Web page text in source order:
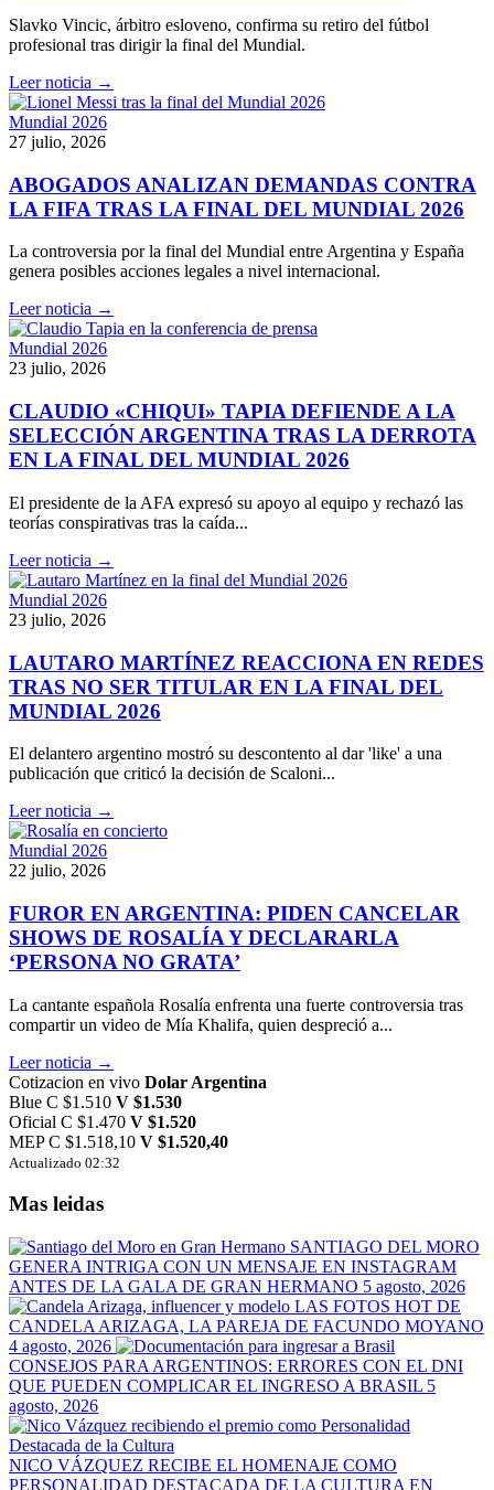
Slavko Vincic, árbitro esloveno, confirma su retiro del fútbol
profesional tras dirigir la final del Mundial.
Leer noticia →
Mundial 2026
27 julio, 2026
ABOGADOS ANALIZAN DEMANDAS CONTRA
LA FIFA TRAS LA FINAL DEL MUNDIAL 2026
La controversia por la final del Mundial entre Argentina y España
genera posibles acciones legales a nivel internacional.
Leer noticia →
Mundial 2026
23 julio, 2026
CLAUDIO «CHIQUI» TAPIA DEFIENDE A LA
SELECCIÓN ARGENTINA TRAS LA DERROTA
EN LA FINAL DEL MUNDIAL 2026
El presidente de la AFA expresó su apoyo al equipo y rechazó las
teorías conspirativas tras la caída...
Leer noticia →
Mundial 2026
23 julio, 2026
LAUTARO MARTÍNEZ REACCIONA EN REDES
TRAS NO SER TITULAR EN LA FINAL DEL
MUNDIAL 2026
El delantero argentino mostró su descontento al dar 'like' a una
publicación que criticó la decisión de Scaloni...
Leer noticia →
Mundial 2026
22 julio, 2026
FUROR EN ARGENTINA: PIDEN CANCELAR
SHOWS DE ROSALÍA Y DECLARARLA
‘PERSONA NO GRATA’
La cantante española Rosalía enfrenta una fuerte controversia tras
compartir un video de Mía Khalifa, quien despreció a...
Leer noticia →
Cotizacion en vivo Dolar Argentina
Blue C $1.510 V $1.530
Oficial C $1.470 V $1.520
MEP C $1.518,10 V $1.520,40
Actualizado 02:32
Mas leidas
SANTIAGO DEL MORO
GENERA INTRIGA CON UN MENSAJE EN INSTAGRAM
ANTES DE LA GALA DE GRAN HERMANO 5 agosto, 2026
LAS FOTOS HOT DE
CANDELA ARIZAGA, LA PAREJA DE FACUNDO MOYANO
4 agosto, 2026
CONSEJOS PARA ARGENTINOS: ERRORES CON EL DNI
QUE PUEDEN COMPLICAR EL INGRESO A BRASIL 5
agosto, 2026
NICO VÁZQUEZ RECIBE EL HOMENAJE COMO
PERSONALIDAD DESTACADA DE LA CULTURA EN